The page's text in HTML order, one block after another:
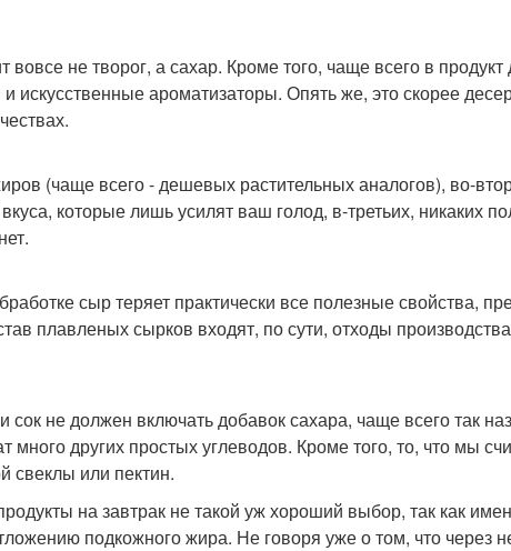
не творог, а сахар. Кроме того, чаще всего в продукт
искусственные ароматизаторы. Опять же, это скорее
(чаще всего - дешевых растительных аналогов), во-
которые лишь усилят ваш голод, в-третьих, никаких
сыр теряет практически все полезные свойства,
плавленых сырков входят, по сути, отходы
сок не должен включать добавок сахара, чаще всего так
других простых углеводов. Кроме того, то, что мы
свеклы или пектин.
на завтрак не такой уж хороший выбор, так как
подкожного жира. Не говоря уже о том, что через